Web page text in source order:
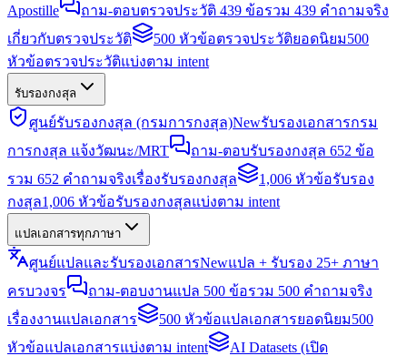
Apostille
ถาม-ตอบตรวจประวัติ 439 ข้อรวม 439 คำถามจริง
เกี่ยวกับตรวจประวัติ
500 หัวข้อตรวจประวัติยอดนิยม500
หัวข้อตรวจประวัติแบ่งตาม intent
รับรองกงสุล
ศูนย์รับรองกงสุล (กรมการกงสุล)Newรับรองเอกสารกรม
การกงสุล แจ้งวัฒนะ/MRT
ถาม-ตอบรับรองกงสุล 652 ข้อ
รวม 652 คำถามจริงเรื่องรับรองกงสุล
1,006 หัวข้อรับรอง
กงสุล1,006 หัวข้อรับรองกงสุลแบ่งตาม intent
แปลเอกสารทุกภาษา
ศูนย์แปลและรับรองเอกสารNewแปล + รับรอง 25+ ภาษา
ครบวงจร
ถาม-ตอบงานแปล 500 ข้อรวม 500 คำถามจริง
เรื่องงานแปลเอกสาร
500 หัวข้อแปลเอกสารยอดนิยม500
หัวข้อแปลเอกสารแบ่งตาม intent
AI Datasets (เปิด